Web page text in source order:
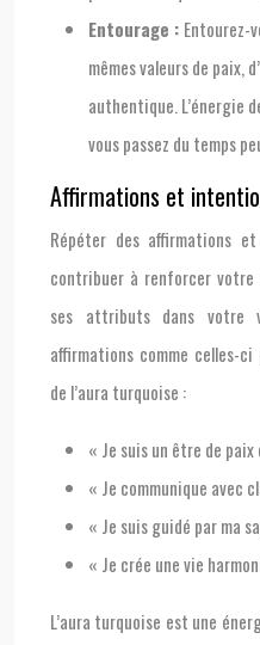
Entourage : Entourez-
mêmes valeurs de paix,
authentique. L’énergie
vous passez du temps
Affirmations et
Répéter des affirmations
contribuer à renforcer
ses attributs dans votre
affirmations comme celles-
de l’aura turquoise :
« Je suis un être de paix
« Je communique avec
« Je suis guidé par ma
« Je crée une vie
L’aura turquoise est une